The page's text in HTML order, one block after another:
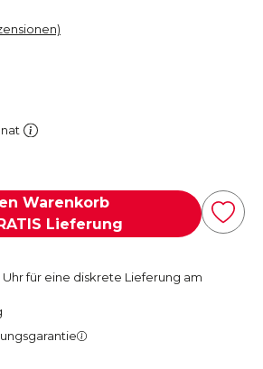
Warenkorb
Lieferung
Uhr für eine diskrete Lieferung am